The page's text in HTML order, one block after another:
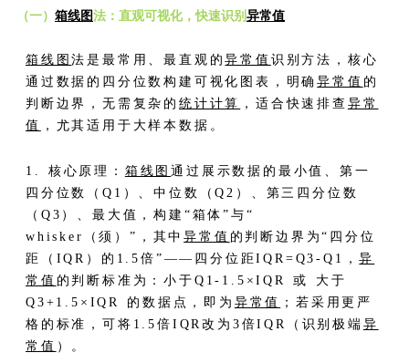
（一） 箱线图法：直观可视化，快速识别 异常值
箱线图法是最常用、最直观的异常值 识别方法，核心
通过数据的四分位数构建可视化图表，明确异常值 的
判断边界，无需复杂的统计计算 ，适合快速排查 异常
值
，尤其适用于大样本数据。
1. 核心原理： 箱线图通过展示数据的最小值、第一
四分位数（Q1）、中位数（Q2）、第三四分位数
（Q3）、最大值，构建“箱体”与“
whisker（须）”，其中异常值 的判断边界为“四分位
距（IQR）的1.5倍”——四分位距IQR=Q3-Q1，异
常值 的判断标准为：小于Q1-1.5×IQR 或 大于
Q3+1.5×IQR 的数据点，即为 异常值
；若采用更严
格的标准，可将1.5倍IQR改为3倍IQR（识别极端 异
常值 ）。